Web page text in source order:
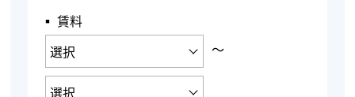
▪︎ 賃料
〜